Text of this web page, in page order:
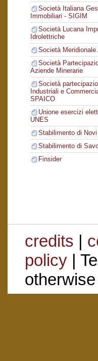
Società Italiana
Immobiliari - SIGIM
Società Lucana
Idrolettriche
Società Meridionale
Società
Aziende Minerarie
Società
Industriali e
SPAICO
Unione esercizi
UNES
Stabilimento di
Stabilimento di
Finsider
credits |
policy|